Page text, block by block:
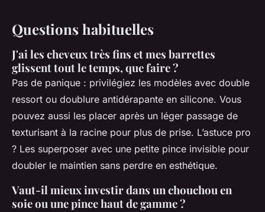
Questions habituelles
J'ai les cheveux très fins et mes barrettes
glissent tout le temps, que faire ?
Pas de panique : privilégiez les modèles avec double
ressort ou doublure antidérapante en silicone. Vous
pouvez aussi les placer après un léger passage de
texturisant à la racine pour plus de prise. L’astuce pro
? Les superposer avec une petite pince invisible pour
doubler le maintien sans perdre en esthétique.
Vaut-il mieux investir dans un chouchou en
soie ou une pince haut de gamme ?